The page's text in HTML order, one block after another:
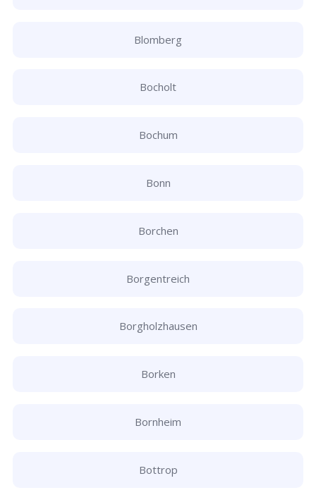
Blomberg
Bocholt
Bochum
Bonn
Borchen
Borgentreich
Borgholzhausen
Borken
Bornheim
Bottrop